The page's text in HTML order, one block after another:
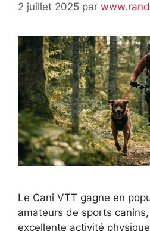
2 juillet 2025 par
Le Cani VTT gagne en
amateurs de sports
excellente activité